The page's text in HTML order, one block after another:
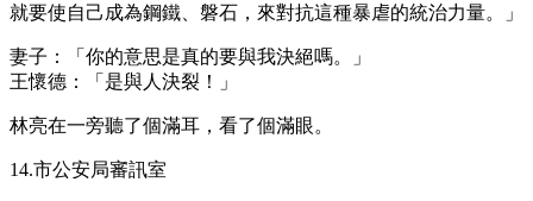
就要使自己成為鋼鐵、磐石，來對抗這種暴虐的統治力量。」
妻子：「你的意思是真的要與我決絕嗎。」
王懷德：「是與人決裂！」
林亮在一旁聽了個滿耳，看了個滿眼。
14.市公安局審訊室